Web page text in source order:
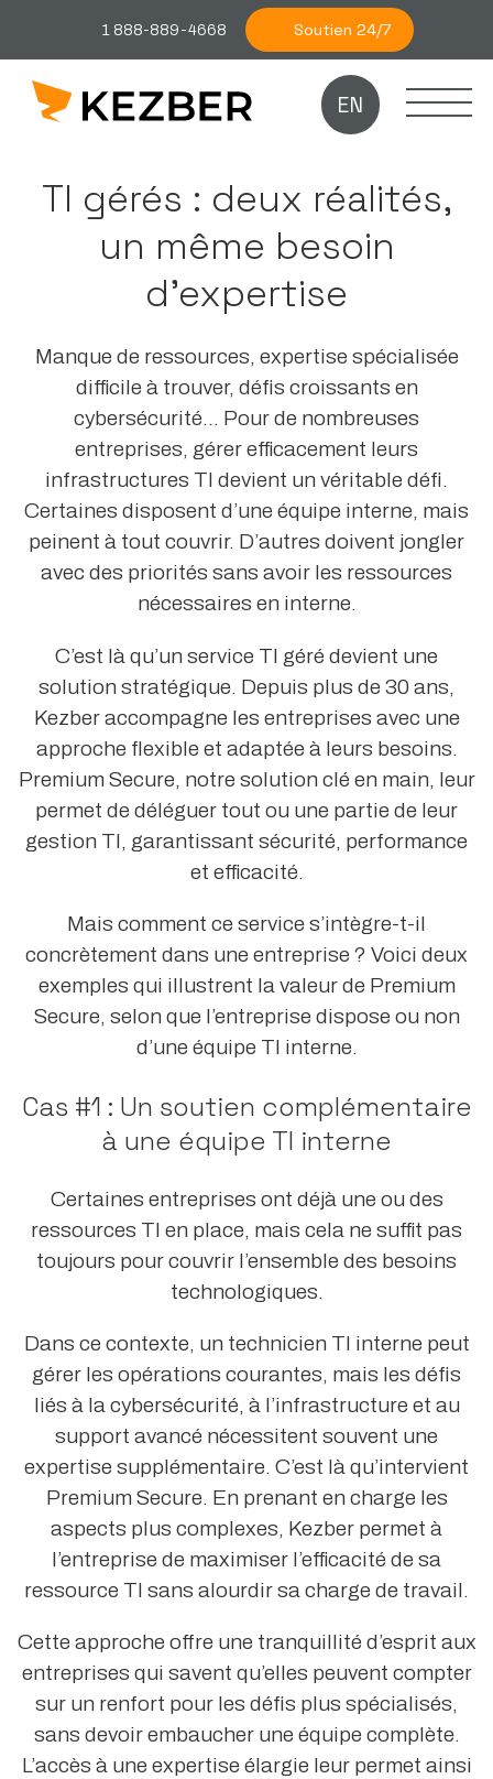
1 888-889-4668 Soutien 24/7
EN
TI gérés : deux réalités,
un même besoin
d’expertise
Manque de ressources, expertise spécialisée
difficile à trouver, défis croissants en
cybersécurité… Pour de nombreuses
entreprises, gérer efficacement leurs
infrastructures TI devient un véritable défi.
Certaines disposent d’une équipe interne, mais
peinent à tout couvrir. D’autres doivent jongler
avec des priorités sans avoir les ressources
nécessaires en interne.
C’est là qu’un service TI géré devient une
solution stratégique. Depuis plus de 30 ans,
Kezber accompagne les entreprises avec une
approche flexible et adaptée à leurs besoins.
Premium Secure, notre solution clé en main, leur
permet de déléguer tout ou une partie de leur
gestion TI, garantissant sécurité, performance
et efficacité.
Mais comment ce service s’intègre-t-il
concrètement dans une entreprise ? Voici deux
exemples qui illustrent la valeur de Premium
Secure, selon que l’entreprise dispose ou non
d’une équipe TI interne.
Cas #1 : Un soutien complémentaire
à une équipe TI interne
Certaines entreprises ont déjà une ou des
ressources TI en place, mais cela ne suffit pas
toujours pour couvrir l’ensemble des besoins
technologiques.
Dans ce contexte, un technicien TI interne peut
gérer les opérations courantes, mais les défis
liés à la cybersécurité, à l’infrastructure et au
support avancé nécessitent souvent une
expertise supplémentaire. C’est là qu’intervient
Premium Secure. En prenant en charge les
aspects plus complexes, Kezber permet à
l’entreprise de maximiser l’efficacité de sa
ressource TI sans alourdir sa charge de travail.
Cette approche offre une tranquillité d’esprit aux
entreprises qui savent qu’elles peuvent compter
sur un renfort pour les défis plus spécialisés,
sans devoir embaucher une équipe complète.
L’accès à une expertise élargie leur permet ainsi